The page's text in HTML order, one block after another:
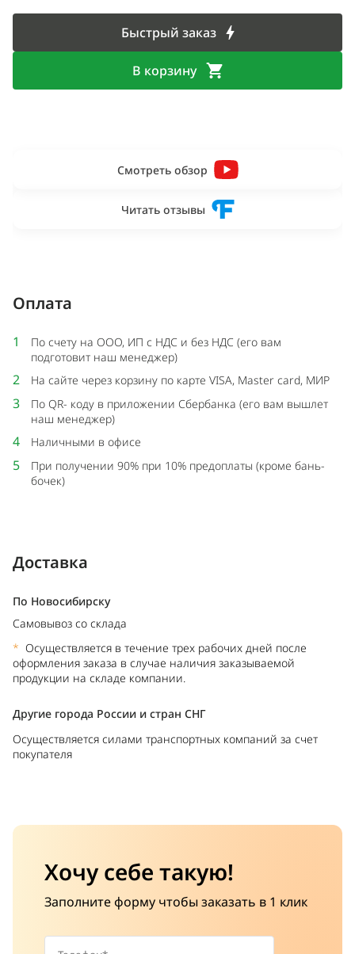
Смотреть обзор
Читать отзывы
Быстрый заказ
В корзину
Оплата
1
По счету на ООО, ИП с НДС и без НДС (его вам
подготовит наш менеджер)
2 На сайте через корзину по карте VISA, Master card, МИР
3
По QR- коду в приложении Сбербанка (его вам вышлет
наш менеджер)
4 Наличными в офисе
5
При получении 90% при 10% предоплаты (кроме бань-
бочек)
Доставка
По Новосибирску
Самовывоз со склада
* Осуществляется в течение трех рабочих дней после
оформления заказа в случае наличия заказываемой
продукции на складе компании.
Другие города России и стран СНГ
Осуществляется силами транспортных компаний за счет
покупателя
Хочу себе такую!
Заполните форму чтобы заказать в 1 клик